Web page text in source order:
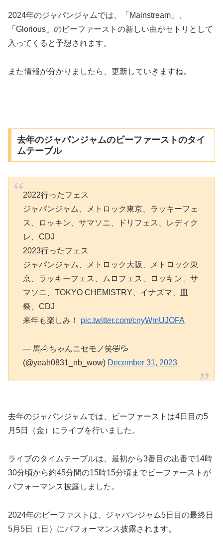
2024年のジャパンジャムでは、「Mainstream」、
「Glorious」のビーファーストの新しい曲がセトリとして
入ってくると予想されます。
また情報が分かりましたら、更新していきますね。
去年のジャパンジャムのビーファーストのタイ
ムテーブル
2022行ったフェス
ジャパンジャム、メトロック東京、ラッキーフェ
ス、ロッキン、サマソニ、ドリフェス、レディク
レ、CDJ
2023行ったフェス
ジャパンジャム、メトロック大阪、メトロック東
京、ラッキーフェス、ムロフェス、ロッキン、サ
マソニ、TOKYO CHEMISTRY、イナズマ、皿
祭、CDJ
来年も楽しみ！ pic.twitter.com/cnyWmUJOFA
— 馬🐴ちゃんニセモノ笑🤣💦
(@yeah0831_nb_wow) December 31, 2023
去年のジャパンジャムでは、ビーファーストは4日目の5
月5日（金）にライブを行いました。
ライブのタイムテーブルは、最初から3番目の出番で14時
30分頃から約45分間の15時15分頃までビーファーストが
パフォーマンス披露しました。
2024年のビーファストは、ジャパンジャム5日目の最終日
5月5日（日）にパフォーマンス披露されます。